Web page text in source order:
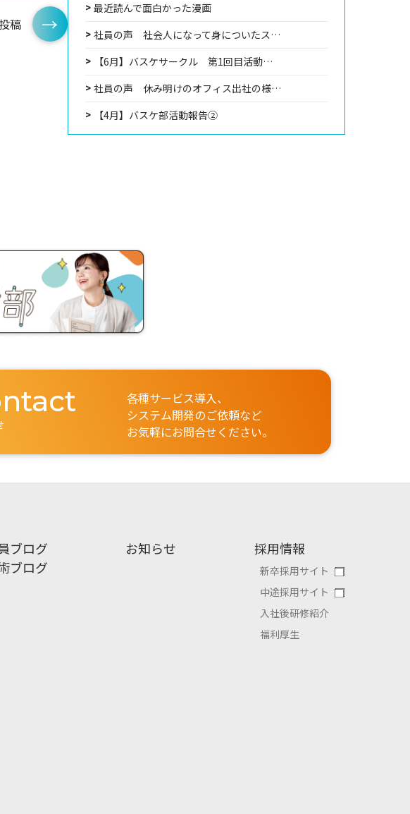
稿
最近読んで面白かった漫画
社員の声 社会人になって身についたス…
【6月】バスケサークル 第1回目活動…
社員の声 休み明けのオフィス出社の様…
【4月】バスケ部活動報告②
各種サービス導入、
システム開発のご依頼など
お気軽にお問合せください。
ブログ
ブログ
お知らせ 採用情報
新卒採用サイト
中途採用サイト
入社後研修紹介
福利厚生